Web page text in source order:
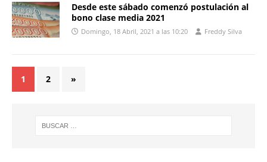
Desde este sábado comenzó postulación al
bono clase media 2021
Domingo, 18 Abril, 2021 a las 10:20 Freddy Silva
1 2 »